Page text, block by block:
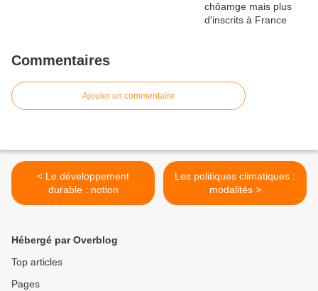
Commentaires
Ajouter un commentaire
< Le développement
durable : notion
Les politiques climatiques :
modalités >
Hébergé par Overblog
Top articles
Pages